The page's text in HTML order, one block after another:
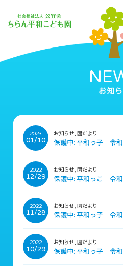
2023
01/10
お知らせ, 園だより
保護中: 平和っ子 令
2022
12/29
お知らせ, 園だより
保護中: 平和っこ 令
2022
11/28
お知らせ, 園だより
保護中: 平和っ子 令
2022
10/29
お知らせ, 園だより
保護中: 平和っ子 令